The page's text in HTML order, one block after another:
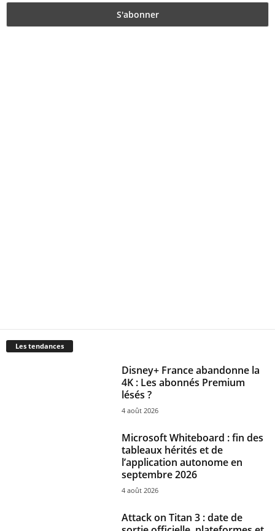
Les tendances
Disney+ France abandonne la
4K : Les abonnés Premium
lésés ?
4 août 2026
Microsoft Whiteboard : fin des
tableaux hérités et de
l’application autonome en
septembre 2026
4 août 2026
Attack on Titan 3 : date de